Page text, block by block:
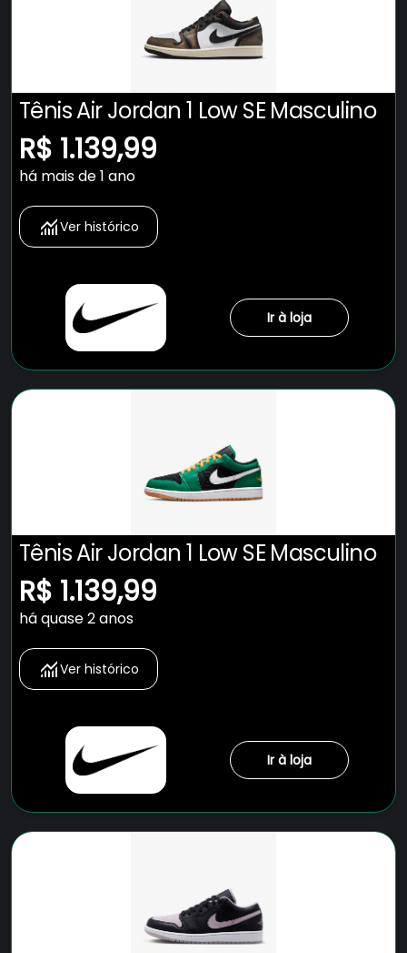
Tênis Air Jordan 1 Low SE Masculino
R$ 1.139,99
há mais de 1 ano
Ver histórico
Ir à loja
Tênis Air Jordan 1 Low SE Masculino
R$ 1.139,99
há quase 2 anos
Ver histórico
Ir à loja